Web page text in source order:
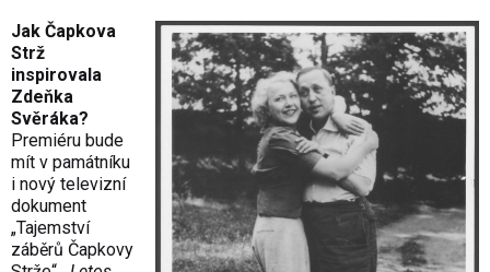
Jak Čapkova
Strž
inspirovala
Zdeňka
Svěráka?
Premiéru bude
mít v památníku
i nový televizní
dokument
„Tajemství
záběrů Čapkovy